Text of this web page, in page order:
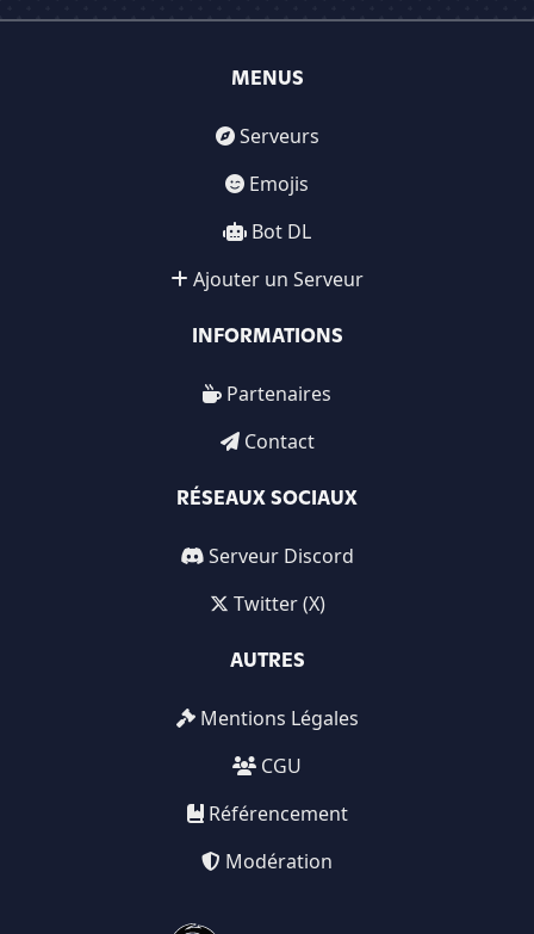
MENUS
Serveurs
Emojis
Bot DL
Ajouter un Serveur
INFORMATIONS
Partenaires
Contact
RÉSEAUX SOCIAUX
Serveur Discord
Twitter (X)
AUTRES
Mentions Légales
CGU
Référencement
Modération